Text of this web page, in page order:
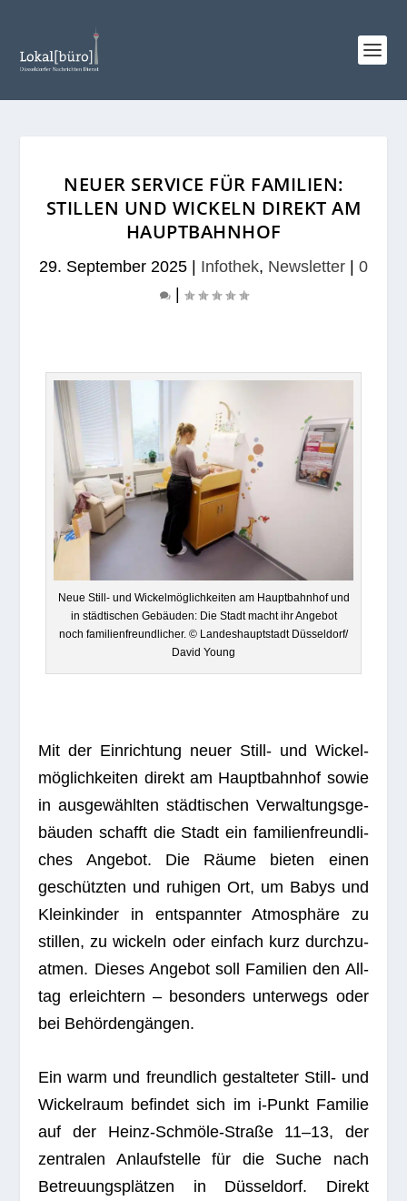
NEUER SERVICE FÜR FAMILIEN:
STILLEN UND WICKELN DIREKT AM
HAUPTBAHNHOF
29. September 2025 Infothek, Newsletter
0
|
Neue Still- und Wickel­mög­lich­kei­ten am Haupt­bahn­hof und
in städ­ti­schen Gebäu­den: Die Stadt macht ihr Ange­bot
noch fami­li­en­freund­li­cher. © Lan­des­haupt­stadt Düsseldorf/
David Young
Mit der Ein­rich­tung neuer Still- und Wickel­
mög­lich­kei­ten direkt am Haupt­bahn­hof sowie
in aus­ge­wähl­ten städ­ti­schen Ver­wal­tungs­ge­
bäu­den schafft die Stadt ein fami­li­en­freund­li­
ches Ange­bot. Die Räume bie­ten einen
geschütz­ten und ruhi­gen Ort, um Babys und
Klein­kin­der in ent­spann­ter Atmo­sphäre zu
stil­len, zu wickeln oder ein­fach kurz durch­zu­
at­men. Die­ses Ange­bot soll Fami­lien den All­
tag erleich­tern – beson­ders unter­wegs oder
bei Behördengängen.
Ein warm und freund­lich gestal­te­ter Still- und
Wickel­raum befin­det sich im i‑Punkt Fami­lie
auf der Heinz-Schm­öle-Straße 11–13, der
zen­tra­len Anlauf­stelle für die Suche nach
Betreu­ungs­plät­zen in Düs­sel­dorf. Direkt